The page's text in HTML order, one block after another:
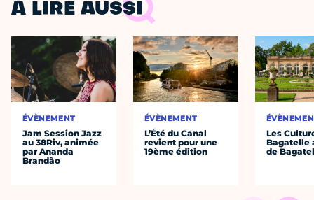
À LIRE AUSSI
ÉVÈNEMENT
Jam Session Jazz
au 38Riv, animée
par Ananda
Brandão
ÉVÈNEMENT
L’Été du Canal
revient pour une
19ème édition
Les
Bagatelle
de